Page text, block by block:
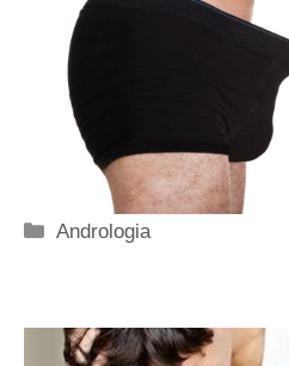
Categorie
Andrologia